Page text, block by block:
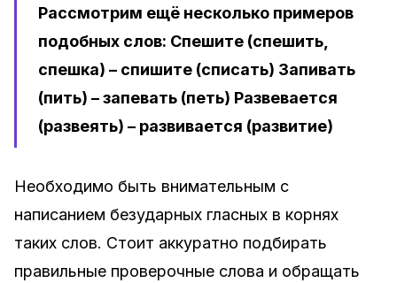
Рассмотрим ещё несколько примеров
подобных слов: Спешите (спешить,
спешка) – спишите (списать) Запивать
(пить) – запевать (петь) Развевается
(развеять) – развивается (развитие)
Необходимо быть внимательным с
написанием безударных гласных в корнях
таких слов. Стоит аккуратно подбирать
правильные проверочные слова и обращать